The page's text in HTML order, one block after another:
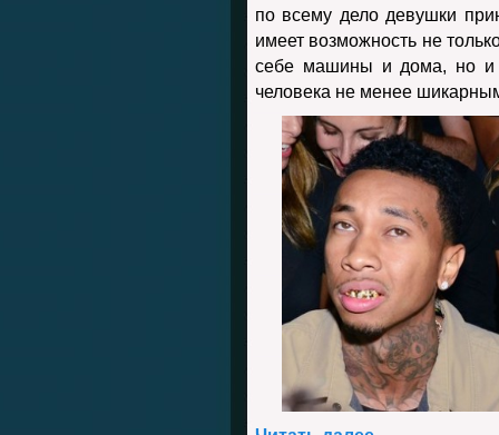
по всему дело девушки
имеет возможность не
себе машины и дома, но и
человека не менее